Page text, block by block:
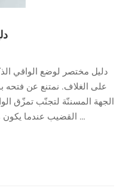
دليل مختصر لوضع الواقي
على الغلاف. نمتنع عن فتحه
الجهة المسننّة لتجنّب تمزّق
القضيب عندما يكون منتصباً وليس قبل ذلك. نمسك بطرف …